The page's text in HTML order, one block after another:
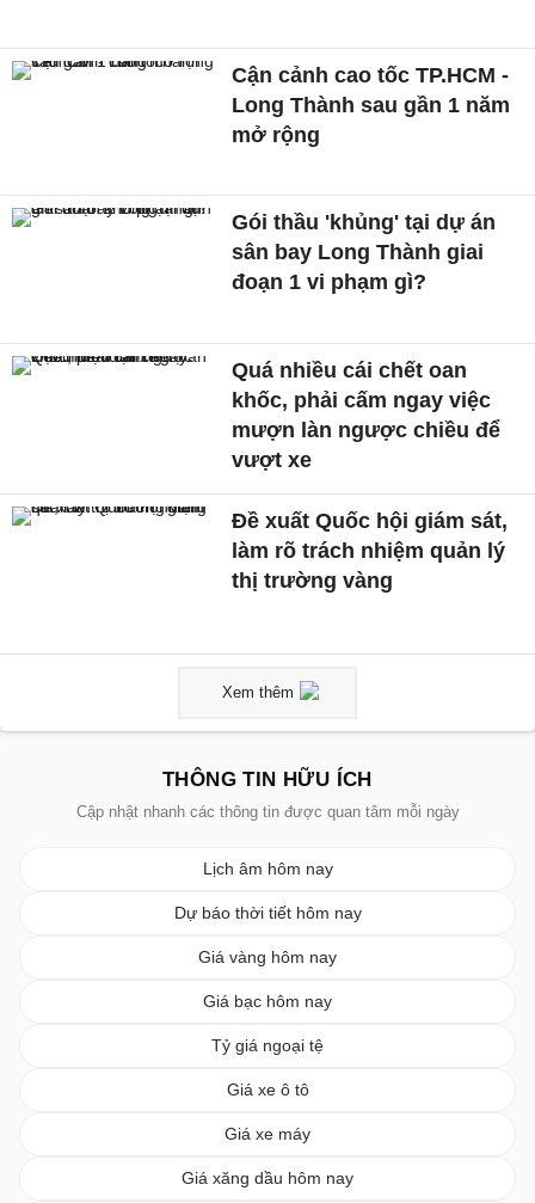
Cận cảnh cao tốc TP.HCM -
Long Thành sau gần 1 năm
mở rộng
Gói thầu 'khủng' tại dự án
sân bay Long Thành giai
đoạn 1 vi phạm gì?
Quá nhiều cái chết oan
khốc, phải cấm ngay việc
mượn làn ngược chiều để
vượt xe
Đề xuất Quốc hội giám sát,
làm rõ trách nhiệm quản lý
thị trường vàng
Xem thêm
THÔNG TIN HỮU ÍCH
Cập nhật nhanh các thông tin được quan tâm mỗi ngày
Lịch âm hôm nay
Dự báo thời tiết hôm nay
Giá vàng hôm nay
Giá bạc hôm nay
Tỷ giá ngoại tệ
Giá xe ô tô
Giá xe máy
Giá xăng dầu hôm nay